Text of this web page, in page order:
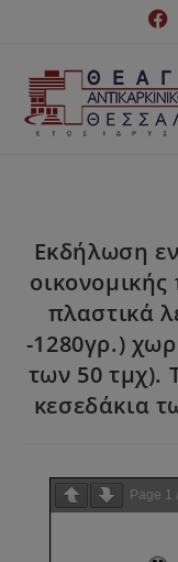
Εκδήλωση
πλαστικά
-1280γρ.)
των 50 τμχ).
κεσεδάκια
Page 1 /